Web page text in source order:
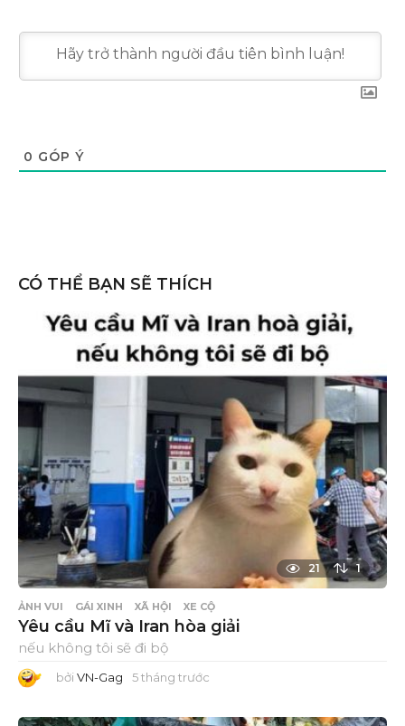
0 GÓP Ý
CÓ THỂ BẠN SẼ THÍCH
21 1
ẢNH VUI GÁI XINH XÃ HỘI XE CỘ
Yêu cầu Mĩ và Iran hòa giải
nếu không tôi sẽ đi bộ
bởi VN-Gag 5 tháng trước
á